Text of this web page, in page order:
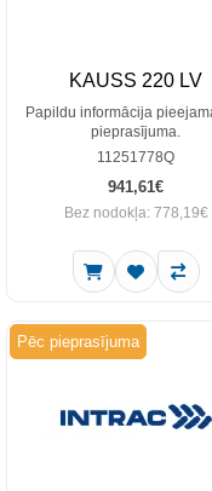
KAUSS 220 LV
Papildu informācija
pieprasījuma.
11251778Q
941,61€
Bez nodokļa: 778,19€
Pēc pieprasījuma